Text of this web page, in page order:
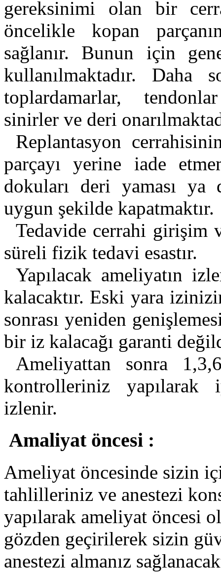
gereksinimi olan bir
öncelikle kopan
sağlanır. Bunun için
kullanılmaktadır. Daha
toplardamarlar,
sinirler ve deri
Replantasyon
parçayı yerine iade
dokuları deri yaması
uygun şekilde kapatmaktır.
Tedavide cerrahi girişim
süreli fizik tedavi esastır.
Yapılacak ameliyatın
kalacaktır. Eski yara
sonrası yeniden
bir iz kalacağı garanti
Ameliyattan sonra
kontrolleriniz yapılarak
izlenir.
Amaliyat öncesi :
Ameliyat öncesinde sizin
tahlilleriniz ve anestezi
yapılarak ameliyat öncesi
gözden geçirilerek sizin
anestezi almanız